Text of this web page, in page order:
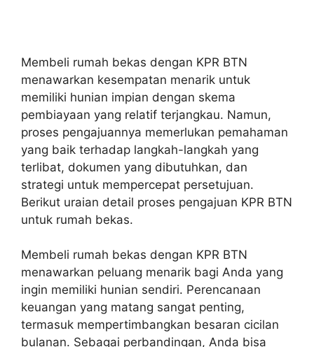
Membeli rumah bekas dengan KPR BTN
menawarkan kesempatan menarik untuk
memiliki hunian impian dengan skema
pembiayaan yang relatif terjangkau. Namun,
proses pengajuannya memerlukan pemahaman
yang baik terhadap langkah-langkah yang
terlibat, dokumen yang dibutuhkan, dan
strategi untuk mempercepat persetujuan.
Berikut uraian detail proses pengajuan KPR BTN
untuk rumah bekas.
Membeli rumah bekas dengan KPR BTN
menawarkan peluang menarik bagi Anda yang
ingin memiliki hunian sendiri. Perencanaan
keuangan yang matang sangat penting,
termasuk mempertimbangkan besaran cicilan
bulanan. Sebagai perbandingan, Anda bisa